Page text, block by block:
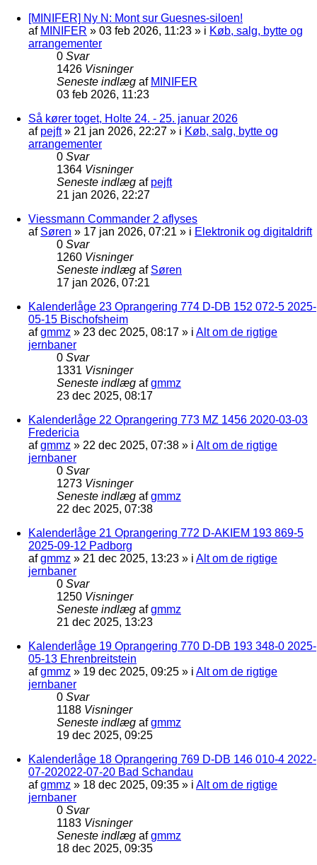
[MINIFER] Ny N: Mont sur Guesnes-siloen!
af MINIFER » 03 feb 2026, 11:23 » i Køb, salg, bytte og
arrangementer
0 Svar
1426 Visninger
Seneste indlæg af MINIFER
03 feb 2026, 11:23
Så kører toget, Holte 24. - 25. januar 2026
af pejft» 21 jan 2026, 22:27 » i Køb, salg, bytte og
arrangementer
0 Svar
1364 Visninger
Seneste indlæg af pejft
21 jan 2026, 22:27
Viessmann Commander 2 aflyses
af Søren » 17 jan 2026, 07:21 » i Elektronik og digitaldrift
0 Svar
1260 Visninger
Seneste indlæg af Søren
17 jan 2026, 07:21
Kalenderlåge 23 Oprangering 774 D-DB 152 072-5 2025-
05-15 Bischofsheim
afgmmz » 23 dec 2025, 08:17 » i Alt om de rigtige
jernbaner
0 Svar
1331 Visninger
Seneste indlæg afgmmz
23 dec 2025, 08:17
Kalenderlåge 22 Oprangering 773 MZ 1456 2020-03-03
Fredericia
afgmmz » 22 dec 2025, 07:38 » i Alt om de rigtige
jernbaner
0 Svar
1273 Visninger
Seneste indlæg afgmmz
22 dec 2025, 07:38
Kalenderlåge 21 Oprangering 772 D-AKIEM 193 869-5
2025-09-12 Padborg
afgmmz » 21 dec 2025, 13:23 » i Alt om de rigtige
jernbaner
0 Svar
1250 Visninger
Seneste indlæg afgmmz
21 dec 2025, 13:23
Kalenderlåge 19 Oprangering 770 D-DB 193 348-0 2025-
05-13 Ehrenbreitstein
afgmmz » 19 dec 2025, 09:25 » i Alt om de rigtige
jernbaner
0 Svar
1188 Visninger
Seneste indlæg afgmmz
19 dec 2025, 09:25
Kalenderlåge 18 Oprangering 769 D-DB 146 010-4 2022-
07-202022-07-20 Bad Schandau
afgmmz » 18 dec 2025, 09:35 » i Alt om de rigtige
jernbaner
0 Svar
1183 Visninger
Seneste indlæg afgmmz
18 dec 2025, 09:35